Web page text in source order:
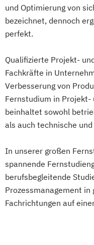
und Optimierung von
bezeichnet, dennoch
perfekt.
Qualifizierte Projekt-
Fachkräfte in
Verbesserung von
Fernstudium in Projekt-
beinhaltet sowohl
als auch technische
In unserer großen
spannende
berufsbegleitende
Prozessmanagement in
Fachrichtungen auf